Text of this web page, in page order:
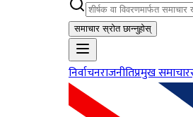
समाचार स्रोत छान्नुहोस्
निर्वाचनराजनीतिप्रमुख समाचार